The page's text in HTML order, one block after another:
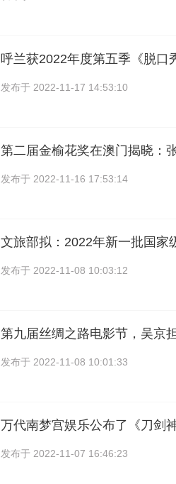
呼兰获2022年度第五季《脱口
发布于 2022-11-17 14:53:10
第二届金榆花奖在澳门揭晓：
发布于 2022-11-16 17:53:14
文旅部拟：2022年新一批国家
发布于 2022-11-08 10:03:12
第九届丝绸之路电影节，吴京
发布于 2022-11-08 10:01:33
万代南梦宫娱乐公布了《刀剑
发布于 2022-11-07 16:46:23